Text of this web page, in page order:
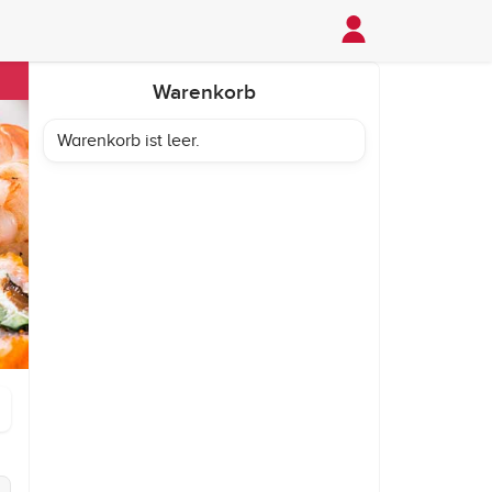
Warenkorb
Warenkorb ist leer.